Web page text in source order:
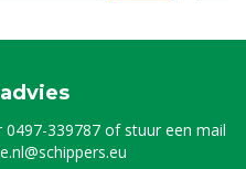
0497-339787of stuur een mail